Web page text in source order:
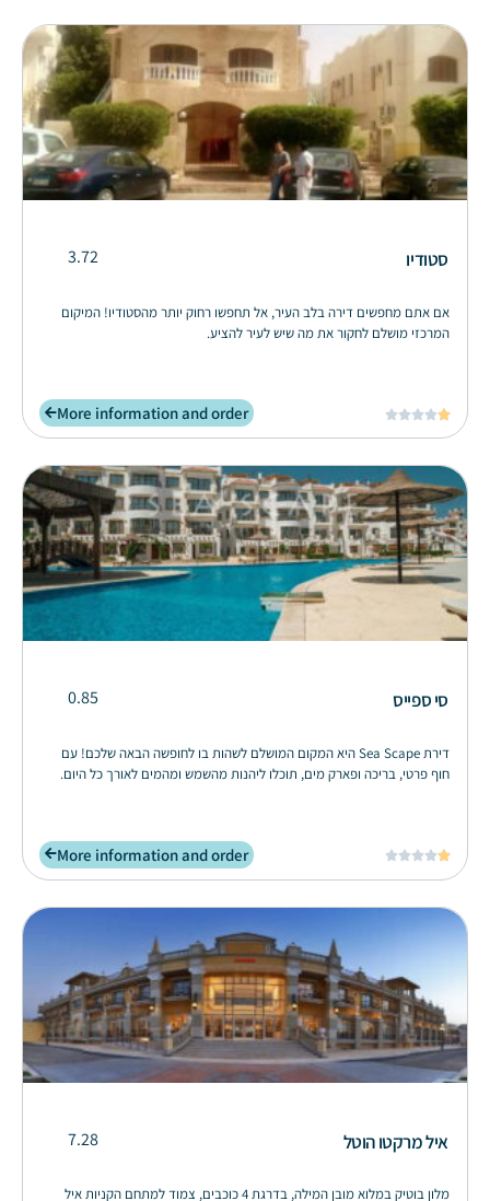
סטודיו 3.72
אם אתם מחפשים דירה בלב העיר, אל תחפשו רחוק יותר מהסטודיו! המיקום
המרכזי מושלם לחקור את מה שיש לעיר להציע.





More information and order
סי ספייס 0.85
דירת Sea Scape היא המקום המושלם לשהות בו לחופשה הבאה שלכם! עם
חוף פרטי, בריכה ופארק מים, תוכלו ליהנות מהשמש ומהמים לאורך כל היום.





More information and order
איל מרקטו הוטל 7.28
מלון בוטיק במלוא מובן המילה, בדרגת 4 כוכבים, צמוד למתחם הקניות איל